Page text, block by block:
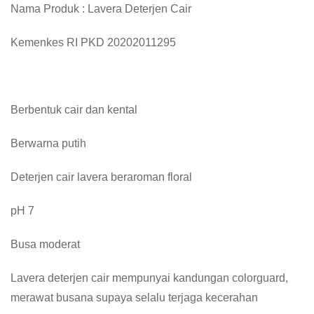
Nama Produk : Lavera Deterjen Cair
Kemenkes RI PKD 20202011295
Berbentuk cair dan kental
Berwarna putih
Deterjen cair lavera beraroman floral
pH 7
Busa moderat
Lavera deterjen cair mempunyai kandungan colorguard,
merawat busana supaya selalu terjaga kecerahan